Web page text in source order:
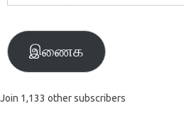
முகவரி
இணைக
Join 1,133 other subscribers